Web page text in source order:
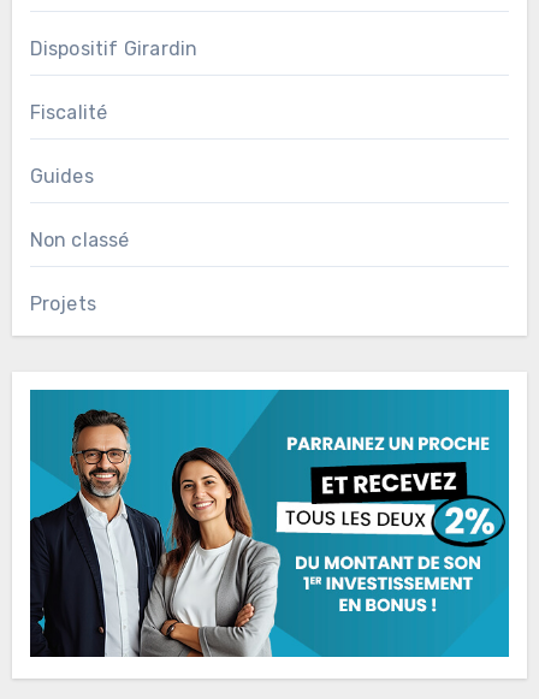
Dispositif Girardin
Fiscalité
Guides
Non classé
Projets